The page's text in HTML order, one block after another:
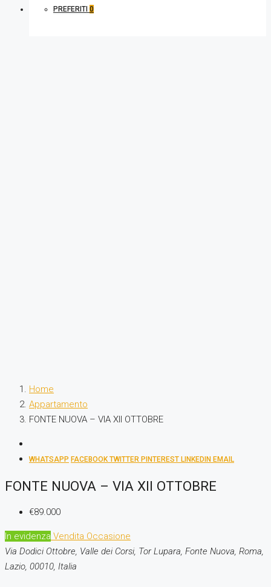
PREFERITI 0
Home
Appartamento
FONTE NUOVA – VIA XII OTTOBRE
WHATSAPP FACEBOOKTWITTER PINTEREST LINKEDIN EMAIL
FONTE NUOVA – VIA XII OTTOBRE
€89.000
In evidenza Vendita Occasione
Via Dodici Ottobre, Valle dei Corsi, Tor Lupara, Fonte Nuova, Roma,
Lazio, 00010, Italia